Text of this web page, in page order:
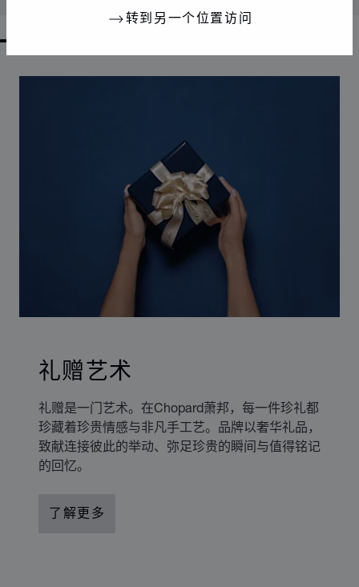
转到另一个位置访问
礼赠艺术
礼赠是一门艺术。在Chopard萧邦，每一件珍礼都
珍藏着珍贵情感与非凡手工艺。品牌以奢华礼品，
致献连接彼此的举动、弥足珍贵的瞬间与值得铭记
的回忆。
了解更多